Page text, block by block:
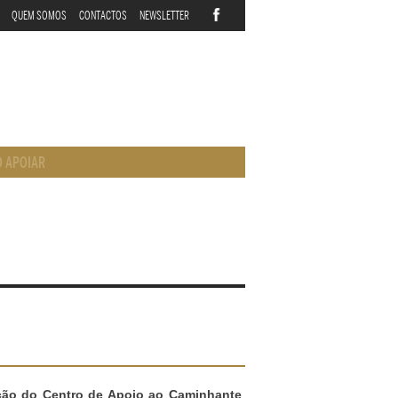
QUEM SOMOS CONTACTOS NEWSLETTER
APOIAR
do Centro de Apoio ao Caminhante